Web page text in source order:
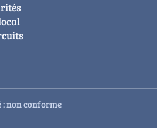
: non conforme